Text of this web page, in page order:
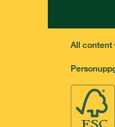
All content